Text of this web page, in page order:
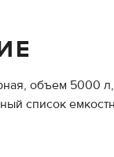
объем 5000
список